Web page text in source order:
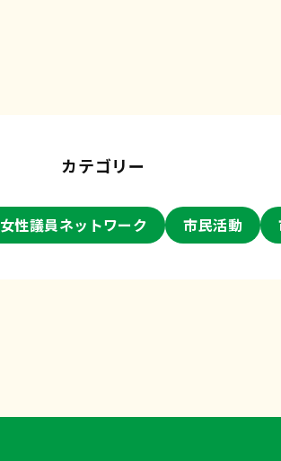
カテゴリー
女性議員ネットワーク 市民活動